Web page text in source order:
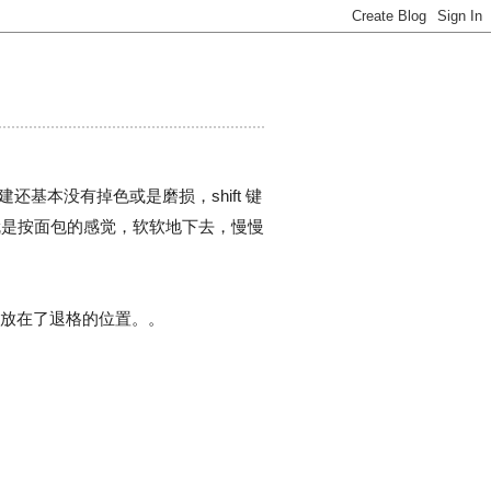
还基本没有掉色或是磨损，shift 键
按面包的感觉，软软地下去，慢慢
在了退格的位置。。